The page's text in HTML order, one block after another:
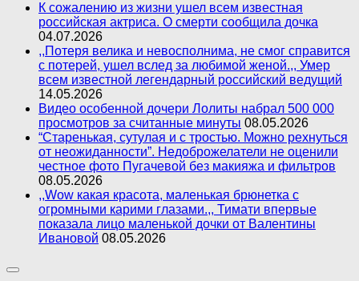
К сожалению из жизни ушел всем известная
российская актриса. О смерти сообщила дочка
04.07.2026
,,Потеря велика и невосполнима, не смог справится
с потерей, ушел вслед за любимой женой.,, Умер
всем известной легендарный российский ведущий
14.05.2026
Видео особенной дочери Лолиты набрал 500 000
просмотров за считанные минуты 08.05.2026
“Старенькая, сутулая и с тростью. Можно рехнуться
от неожиданности”. Недоброжелатели не оценили
честное фото Пугачевой без макияжа и фильтров
08.05.2026
,,Wow какая красота, маленькая брюнетка с
огромными карими глазами.,, Тимати впервые
показала лицо маленькой дочки от Валентины
Ивановой 08.05.2026